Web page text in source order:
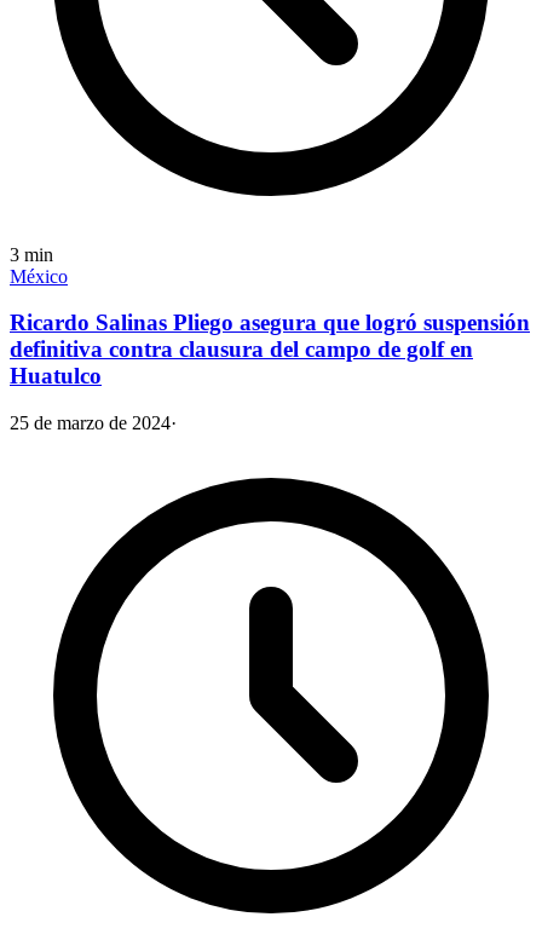
3 min
México
Ricardo Salinas Pliego asegura que logró suspensión
definitiva contra clausura del campo de golf en
Huatulco
25 de marzo de 2024·